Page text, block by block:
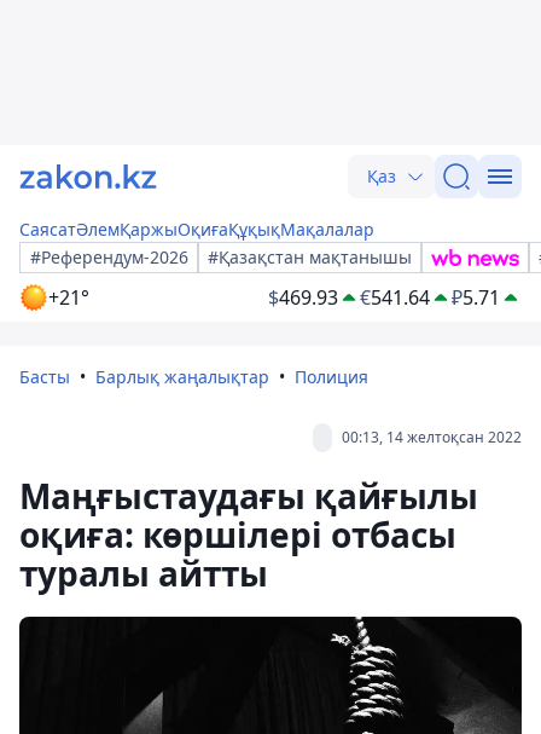
Қаз
СаясатӘлемҚаржыОқиғаҚұқықМақалалар
#Референдум-2026
#Қазақстан мақтанышы
+21° $469.93 €541.64 ₽5.71
Басты Барлық жаңалықтар Полиция
00:13, 14 желтоқсан 2022
Маңғыстаудағы қайғылы
оқиға: көршілері отбасы
туралы айтты